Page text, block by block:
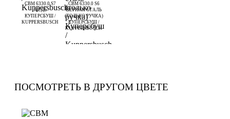
CBM 6330.0 S7
МЕДЬ
КУПЕРСБУШ /
KUPPERSBUSCH
CBM 6330.0 S6
ЧЕРНАЯ СТАЛЬ
(ТОЛЬКО РУЧКА)
КУПЕРСБУШ /
KUPPERSBUSCH
ПОСМОТРЕТЬ В ДРУГОМ ЦВЕТЕ